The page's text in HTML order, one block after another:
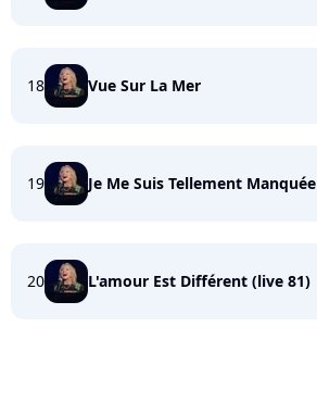
18 Vue Sur La Mer
19 Je Me Suis Tellement Manquée
20 L'amour Est Différent (live 81)